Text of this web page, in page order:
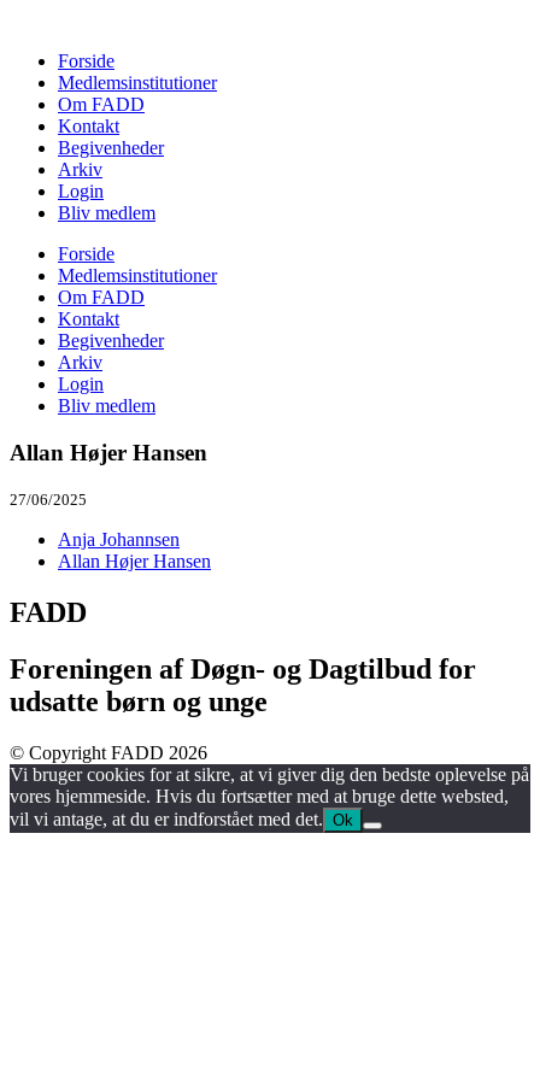
Forside
Medlemsinstitutioner
Om FADD
Kontakt
Begivenheder
Arkiv
Login
Bliv medlem
Forside
Medlemsinstitutioner
Om FADD
Kontakt
Begivenheder
Arkiv
Login
Bliv medlem
Allan Højer Hansen
27/06/2025
Anja Johannsen
Allan Højer Hansen
FADD
Foreningen af Døgn- og Dagtilbud for
udsatte børn og unge
© Copyright FADD 2026
Vi bruger cookies for at sikre, at vi giver dig den bedste oplevelse på
vores hjemmeside. Hvis du fortsætter med at bruge dette websted,
vil vi antage, at du er indforstået med det. Ok